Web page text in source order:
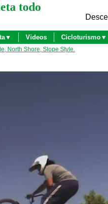
todo
Videos Cicloturismo▼
North Shore, Slope Style.